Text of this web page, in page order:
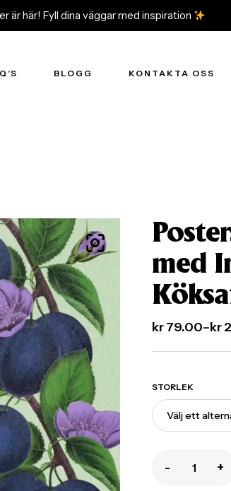
är här! Fyll dina väggar med inspiration
BLOGG KONTAKTA OSS
med
kr79.00–kr
STORLEK
- +